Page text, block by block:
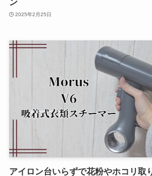
ン
2025年2月25日
アイロン台いらずで花粉やホコリ取